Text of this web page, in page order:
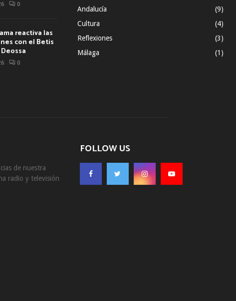
0
reactiva las
con el Betis
0
Andalucía
(9)
Cultura
(4)
Reflexiones
(3)
Málaga
(1)
de nuestra
radio y televisión
FOLLOW US